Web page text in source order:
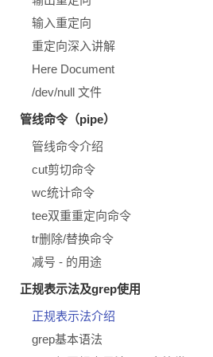
输入重定向
重定向深入讲解
Here Document
/dev/null 文件
管线命令（pipe）
管线命令介绍
cut剪切命令
wc统计命令
tee双重重定向命令
tr删除/替换命令
减号 - 的用途
正规表示法及grep使用
正规表示法介绍
grep基本语法